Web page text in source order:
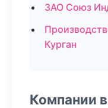
ЗАО Союз
Курган
Компании